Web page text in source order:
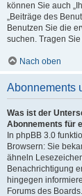
können Sie auch
„Beiträge des
Benutzen Sie die
suchen. Tragen
Nach oben
Abonnements
Was ist der
Abonnements für
In phpBB 3.0
Browsern: Sie
ähneln
Benachrichtigung
hingegen
Forums des